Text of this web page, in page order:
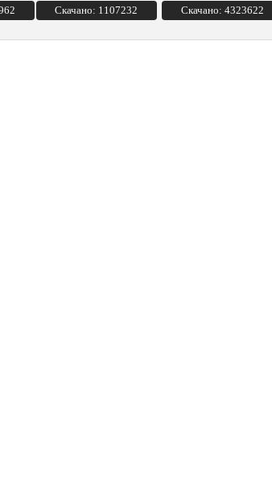
Скачано: 1107232 Скачано: 4323622